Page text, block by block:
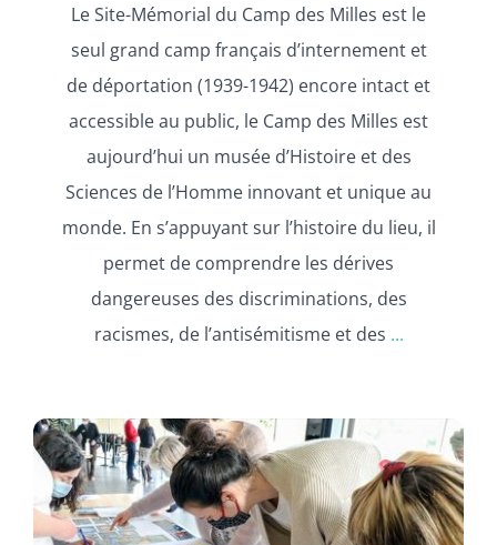
Le Site-Mémorial du Camp des Milles est le
seul grand camp français d’internement et
de déportation (1939-1942) encore intact et
accessible au public, le Camp des Milles est
aujourd’hui un musée d’Histoire et des
Sciences de l’Homme innovant et unique au
monde. En s’appuyant sur l’histoire du lieu, il
permet de comprendre les dérives
dangereuses des discriminations, des
racismes, de l’antisémitisme et des ...